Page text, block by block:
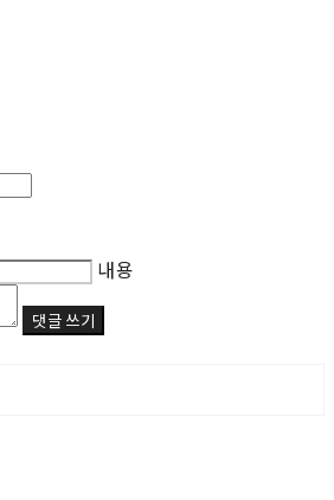
내용
댓글 쓰기